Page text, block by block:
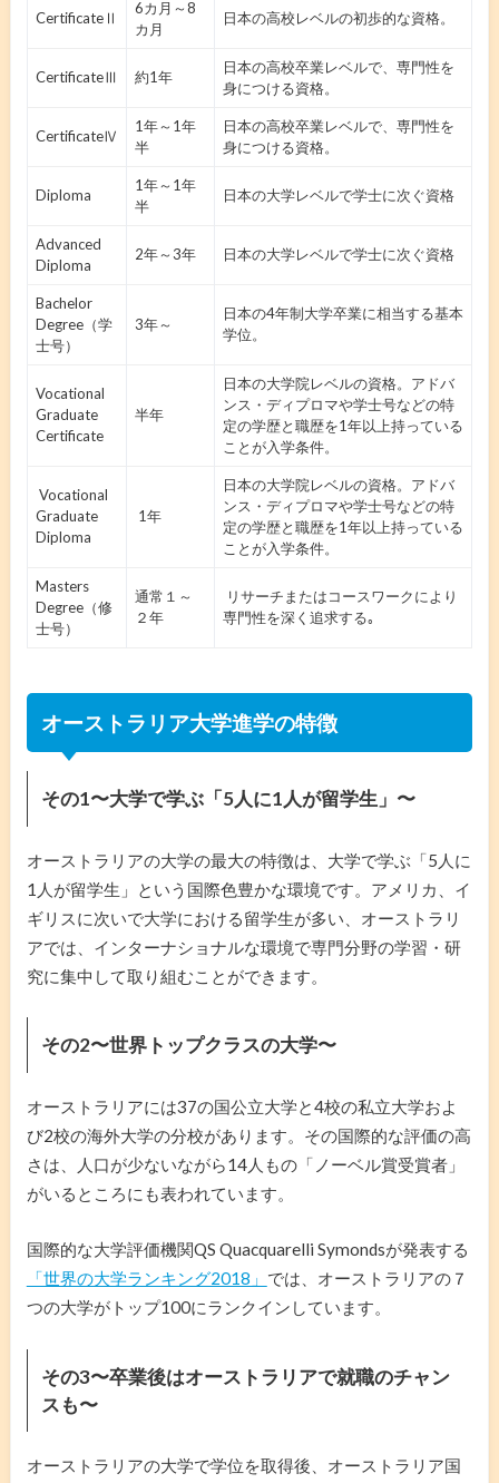
CertificateⅡ
6カ月～8
カ月
日本の高校レベルの初歩的な資格。
CertificateⅢ 約1年
日本の高校卒業レベルで、専門性を
身につける資格。
CertificateⅣ
1年～1年
半
日本の高校卒業レベルで、専門性を
身につける資格。
Diploma
1年～1年
半
日本の大学レベルで学士に次ぐ資格
Advanced
Diploma
2年～3年 日本の大学レベルで学士に次ぐ資格
Bachelor
Degree（学
士号）
3年～
日本の4年制大学卒業に相当する基本
学位。
Vocational
Graduate
Certificate
半年
日本の大学院レベルの資格。アドバ
ンス・ディプロマや学士号などの特
定の学歴と職歴を1年以上持っている
ことが入学条件。
Vocational
Graduate
Diploma
1年
日本の大学院レベルの資格。アドバ
ンス・ディプロマや学士号などの特
定の学歴と職歴を1年以上持っている
ことが入学条件。
Masters
Degree（修
士号）
通常１～
２年
リサーチまたはコースワークにより
専門性を深く追求する｡
オーストラリア大学進学の特徴
その1〜大学で学ぶ「5人に1人が留学生」〜
オーストラリアの大学の最大の特徴は、大学で学ぶ「5人に
1人が留学生」という国際色豊かな環境です。アメリカ、イ
ギリスに次いで大学における留学生が多い、オーストラリ
アでは、インターナショナルな環境で専門分野の学習・研
究に集中して取り組むことができます。
その2〜世界トップクラスの大学〜
オーストラリアには37の国公立大学と4校の私立大学およ
び2校の海外大学の分校があります。その国際的な評価の高
さは、人口が少ないながら14人もの「ノーベル賞受賞者」
がいるところにも表われています。
国際的な大学評価機関QS Quacquarelli Symondsが発表する
「世界の大学ランキング2018」 では、オーストラリアの７
つの大学がトップ100にランクインしています。
その3〜卒業後はオーストラリアで就職のチャン
スも〜
オーストラリアの大学で学位を取得後、オーストラリア国